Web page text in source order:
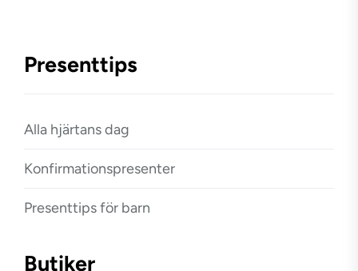
Presenttips
Alla hjärtans dag
Konfirmationspresenter
Presenttips för barn
Butiker